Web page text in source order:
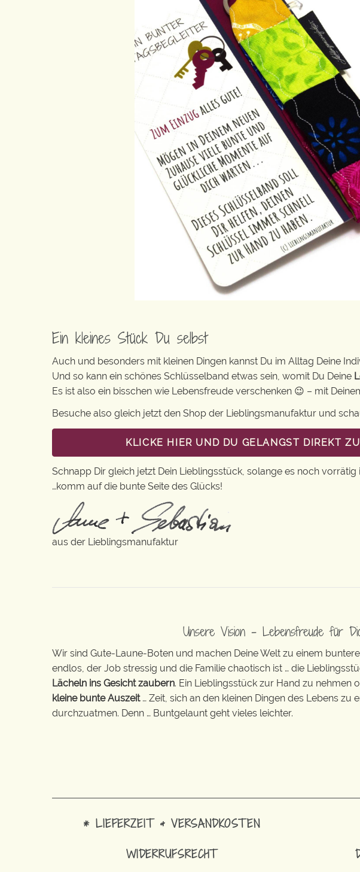
Ein kleines Stück Du selbst
Auch und besonders mit kleinen Dingen kannst Du im Alltag Deine
Und so kann ein schönes Schlüsselband etwas sein, womit Du Deine
Es ist also ein bisschen wie Lebensfreude verschenken 😉 – mit
Besuche also gleich jetzt den Shop der Lieblingsmanufaktur und
KLICKE HIER UND DU GELANGST DIREKT
Schnapp Dir gleich jetzt Dein Lieblingsstück, solange es noch vorrätig
…komm auf die bunte Seite des Glücks!
aus der Lieblingsmanufaktur
Unsere Vision – Lebensfreude für
Wir sind Gute-Laune-Boten und machen Deine Welt zu einem
endlos, der Job stressig und die Familie chaotisch ist … die
Lächeln ins Gesicht zaubern. Ein Lieblingsstück zur Hand zu nehmen
kleine bunte Auszeit… Zeit, sich an den kleinen Dingen des Lebens
durchzuatmen. Denn … Buntgelaunt geht vieles leichter.
* LIEFERZEIT & VERSANDKOSTEN
WIDERRUFSRECHT